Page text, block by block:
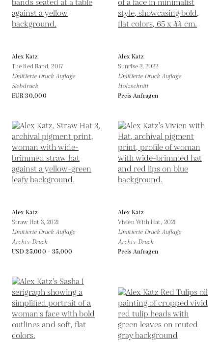
Alex Katz
The Red Band,2017
Limitierte Druck Auflage
Siebdruck
EUR 30,000
Alex Katz
Sunrise 2,2022
Limitierte Druck Auflage
Holzschnitt
Preis Anfragen
Alex Katz
Straw Hat 3,2021
Limitierte Druck Auflage
Archiv-Druck
USD 25,000 - 35,000
Alex Katz
Vivien With Hat, 2021
Limitierte Druck Auflage
Archiv-Druck
Preis Anfragen